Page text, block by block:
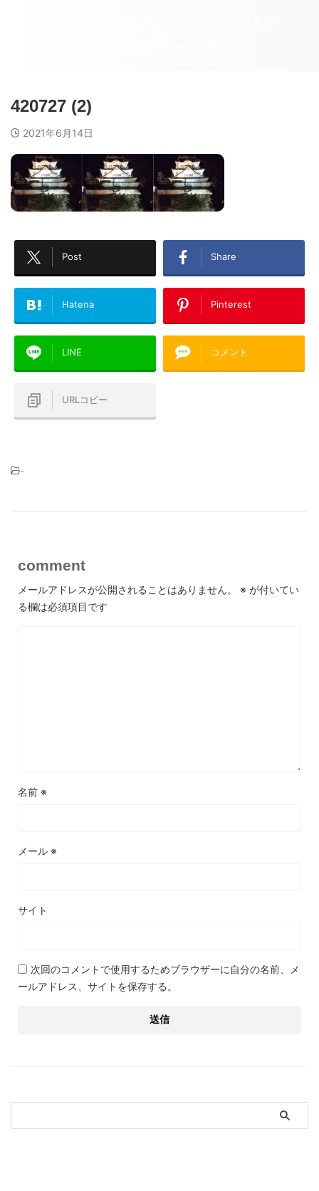
420727 (2)
2021年6月14日
Post Share
Hatena Pinterest
LINE コメント
URLコピー
-
comment
メールアドレスが公開されることはありません。 ※ が付いてい
る欄は必須項目です
名前 ※
メール ※
サイト
次回のコメントで使用するためブラウザーに自分の名前、メ
ールアドレス、サイトを保存する。